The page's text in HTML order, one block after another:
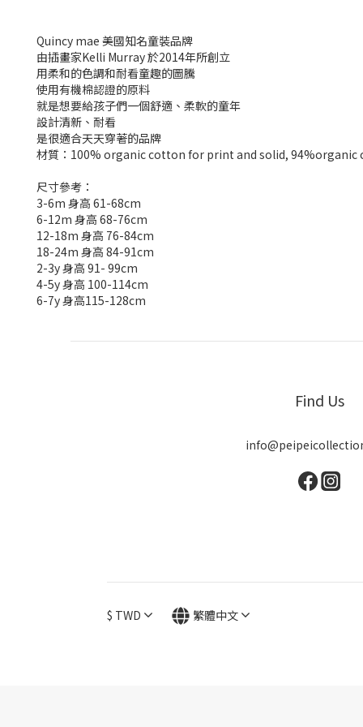
Quincy mae 美國知名童裝品牌
由插畫家Kelli Murray 於2014年所創立
用柔和的色調和耐看童趣的圖騰
使用有機棉認證的原料
就是想要給孩子們一個舒適、柔軟的童年
設計清新、耐看
是很適合天天穿著的品牌
材質：100% organic cotton for print and solid,
尺寸參考：
3-6m 身高 61-68cm
6-12m 身高 68-76cm
12-18m 身高 76-84cm
18-24m 身高 84-91cm
2-3y 身高 91- 99cm
4-5y 身高 100-114cm
6-7y 身高115-128cm
Find Us
$ TWD 繁體中文